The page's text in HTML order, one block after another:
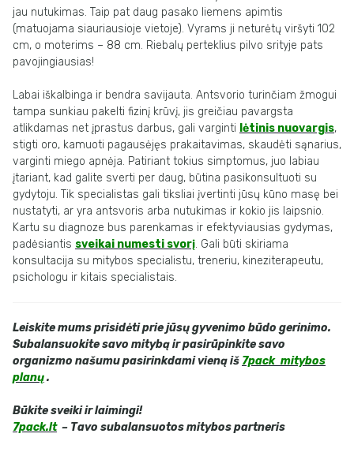
jau nutukimas. Taip pat daug pasako liemens apimtis
(matuojama siauriausioje vietoje). Vyrams ji neturėtų viršyti 102
cm, o moterims – 88 cm. Riebalų perteklius pilvo srityje pats
pavojingiausias!
Labai iškalbinga ir bendra savijauta. Antsvorio turinčiam žmogui
tampa sunkiau pakelti fizinį krūvį, jis greičiau pavargsta
atlikdamas net įprastus darbus, gali varginti lėtinis nuovargis,
stigti oro, kamuoti pagausėjęs prakaitavimas, skaudėti sąnarius,
varginti miego apnėja. Patiriant tokius simptomus, juo labiau
įtariant, kad galite sverti per daug, būtina pasikonsultuoti su
gydytoju. Tik specialistas gali tiksliai įvertinti jūsų kūno masę bei
nustatyti, ar yra antsvoris arba nutukimas ir kokio jis laipsnio.
Kartu su diagnoze bus parenkamas ir efektyviausias gydymas,
padėsiantis sveikai numesti svorį. Gali būti skiriama
konsultacija su mitybos specialistu, treneriu, kineziterapeutu,
psichologu ir kitais specialistais.
Leiskite mums prisidėti prie jūsų gyvenimo būdo gerinimo.
Subalansuokite savo mitybą ir pasirūpinkite savo
organizmo našumu pasirinkdami vieną iš 7pack mitybos
planų.
Būkite sveiki ir laimingi!
7pack.lt– Tavo subalansuotos mitybos partneris